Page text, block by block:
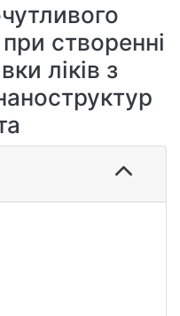
створенні
ліків з